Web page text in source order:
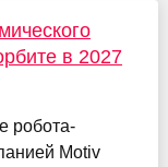
в 2027
робота-
Motiv